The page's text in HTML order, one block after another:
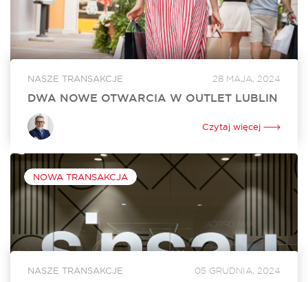
NASZE TRANSAKCJE 28 MAJA, 2024
DWA NOWE OTWARCIA W OUTLET LUBLIN
W czerwcu w Outlet Lublin otworzą się dwa nowe lokale. Na
powiększenie swojego dotychczasowego sklepu o ponad
250 mkw. zdecydował się Ochnik. Nowy lokal o powierzchni
Czytaj więcej
NOWA TRANSAKCJA
NASZE TRANSAKCJE 05 GRUDNIA, 2024